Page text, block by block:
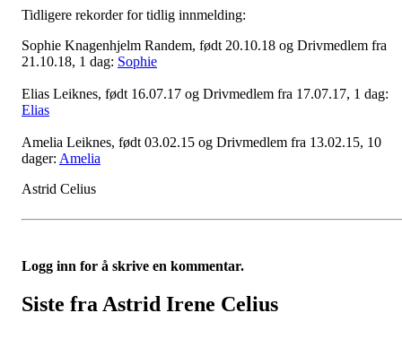
Tidligere rekorder for tidlig innmelding:
Sophie Knagenhjelm Randem, født 20.10.18 og Drivmedlem fra
21.10.18, 1 dag: Sophie
Elias Leiknes, født 16.07.17 og Drivmedlem fra 17.07.17, 1 dag:
Elias
Amelia Leiknes, født 03.02.15 og Drivmedlem fra 13.02.15, 10
dager: Amelia
Astrid Celius
Logg inn for å skrive en kommentar.
Siste fra Astrid Irene Celius